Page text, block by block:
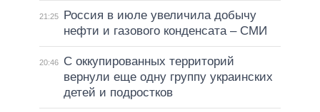
21:25
Россия в июле увеличила добычу
нефти и газового конденсата – СМИ
20:46
С оккупированных территорий
вернули еще одну группу украинских
детей и подростков